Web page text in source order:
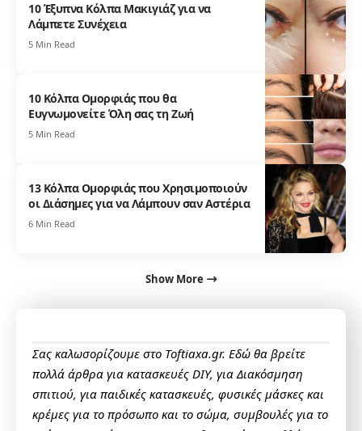
10 Έξυπνα Κόλπα Μακιγιάζ για να
Λάμπετε Συνέχεια
5 Min Read
10 Κόλπα Ομορφιάς που θα
Ευγνωμονείτε Όλη σας τη Ζωή
5 Min Read
13 Κόλπα Ομορφιάς που Χρησιμοποιούν
οι Διάσημες για να Λάμπουν σαν Αστέρια
6 Min Read
Show More
Σας καλωσορίζουμε στο Toftiaxa.gr. Εδώ θα βρείτε
πολλά άρθρα για κατασκευές DIY, για Διακόσμηση
σπιτιού, για παιδικές κατασκευές, φυσικές μάσκες και
κρέμες για το πρόσωπο και το σώμα, συμβουλές για το